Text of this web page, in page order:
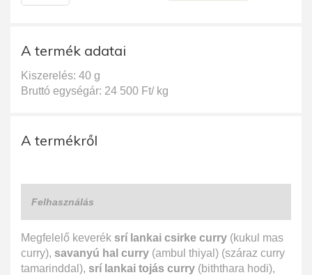
A termék adatai
Kiszerelés: 40 g
Bruttó egységár: 24 500 Ft/ kg
A termékről
Felhasználás
Megfelelő keverék srí lankai csirke curry (kukul mas
curry), savanyú hal curry (ambul thiyal) (száraz curry
tamarinddal), srí lankai tojás curry (biththara hodi),